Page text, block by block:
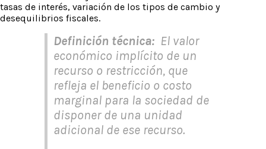
tasas de interés, variación de los tipos de cambio y
desequilibrios fiscales.
Definición técnica: El valor
económico implícito de un
recurso o restricción, que
refleja el beneficio o costo
marginal para la sociedad de
disponer de una unidad
adicional de ese recurso.